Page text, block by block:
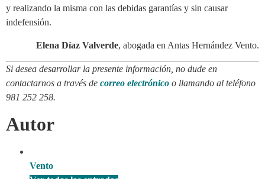
y realizando la misma con las debidas garantías y sin causar
indefensión.
Elena Díaz Valverde, abogada en Antas Hernández Vento.
Si desea desarrollar la presente información, no dude en
contactarnos a través de correo electrónico o llamando al teléfono
981 252 258.
Autor
Vento